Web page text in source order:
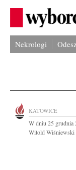
Nekrologi
KATOWICE
W dniu 25 grudnia
Witold Wiśniewski